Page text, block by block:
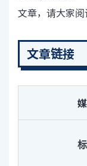
文章，请大家阅
文章链接